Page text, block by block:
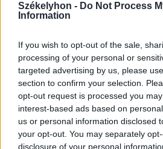
Székelyhon - Do Not Process
Information
If you wish to opt-out of the sale,
processing of your personal or
targeted advertising by us, please
section to confirm your selection.
opt-out request is processed you
interest-based ads based on
us or personal information disclosed
your opt-out. You may separately
disclosure of your personal
Netflixen kaphatunk
játékmenetébe